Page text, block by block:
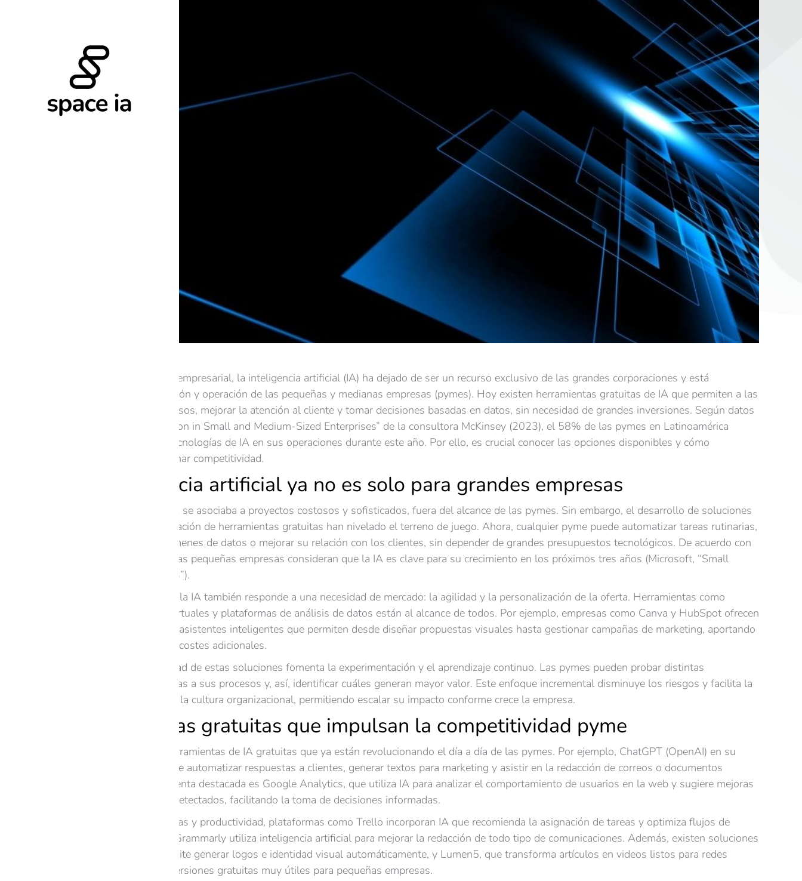
En el actual escenario empresarial, la inteligencia artificial (IA) ha dejado de ser un recurso exclusivo de las grandes corporaciones y está
transformando la gestión y operación de las pequeñas y medianas empresas (pymes). Hoy existen herramientas gratuitas de IA que permiten a las
pymes optimizar procesos, mejorar la atención al cliente y tomar decisiones basadas en datos, sin necesidad de grandes inversiones. Según datos
del informe “AI Adoption in Small and Medium-Sized Enterprises” de la consultora McKinsey (2023), el 58% de las pymes en Latinoamérica
planea implementar tecnologías de IA en sus operaciones durante este año. Por ello, es crucial conocer las opciones disponibles y cómo
aprovecharlas para ganar competitividad.
La inteligencia artificial ya no es solo para grandes empresas
Tradicionalmente, la IA se asociaba a proyectos costosos y sofisticados, fuera del alcance de las pymes. Sin embargo, el desarrollo de soluciones
accesibles y la proliferación de herramientas gratuitas han nivelado el terreno de juego. Ahora, cualquier pyme puede automatizar tareas rutinarias,
analizar grandes volúmenes de datos o mejorar su relación con los clientes, sin depender de grandes presupuestos tecnológicos. De acuerdo con
Microsoft, el 71% de las pequeñas empresas consideran que la IA es clave para su crecimiento en los próximos tres años (Microsoft, “Small
Business Trends 2023”).
La democratización de la IA también responde a una necesidad de mercado: la agilidad y la personalización de la oferta. Herramientas como
chatbots, asistentes virtuales y plataformas de análisis de datos están al alcance de todos. Por ejemplo, empresas como Canva y HubSpot ofrecen
versiones gratuitas de asistentes inteligentes que permiten desde diseñar propuestas visuales hasta gestionar campañas de marketing, aportando
eficiencia y calidad sin costes adicionales.
Además, la accesibilidad de estas soluciones fomenta la experimentación y el aprendizaje continuo. Las pymes pueden probar distintas
herramientas, adaptarlas a sus procesos y, así, identificar cuáles generan mayor valor. Este enfoque incremental disminuye los riesgos y facilita la
integración de la IA en la cultura organizacional, permitiendo escalar su impacto conforme crece la empresa.
Herramientas gratuitas que impulsan la competitividad pyme
Existen numerosas herramientas de IA gratuitas que ya están revolucionando el día a día de las pymes. Por ejemplo, ChatGPT (OpenAI) en su
versión gratuita permite automatizar respuestas a clientes, generar textos para marketing y asistir en la redacción de correos o documentos
internos. Otra herramienta destacada es Google Analytics, que utiliza IA para analizar el comportamiento de usuarios en la web y sugiere mejoras
basadas en patrones detectados, facilitando la toma de decisiones informadas.
Para la gestión de tareas y productividad, plataformas como Trello incorporan IA que recomienda la asignación de tareas y optimiza flujos de
trabajo, mientras que Grammarly utiliza inteligencia artificial para mejorar la redacción de todo tipo de comunicaciones. Además, existen soluciones
como Looka, que permite generar logos e identidad visual automáticamente, y Lumen5, que transforma artículos en videos listos para redes
sociales, ambas con versiones gratuitas muy útiles para pequeñas empresas.